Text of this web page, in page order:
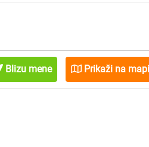
Blizu mene Prikaži na mapi